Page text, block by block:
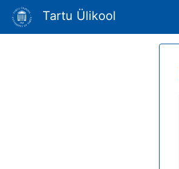
Tartu Ülikool